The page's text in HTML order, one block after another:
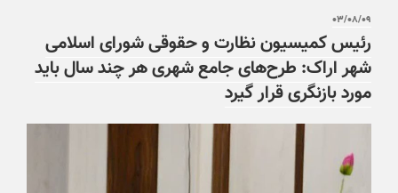
۰۳/۰۸/۰۹
رئیس کمیسیون نظارت و حقوقی شورای اسلامی
شهر اراک: طرح‌های جامع شهری هر چند سال باید
مورد بازنگری قرار گیرد